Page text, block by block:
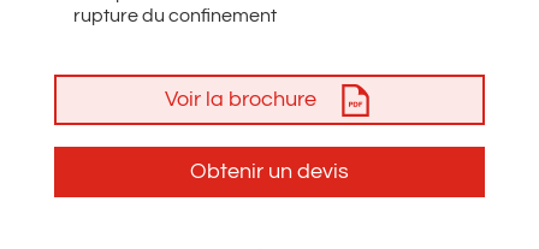
rupture du confinement
Voir la brochure
Obtenir un devis